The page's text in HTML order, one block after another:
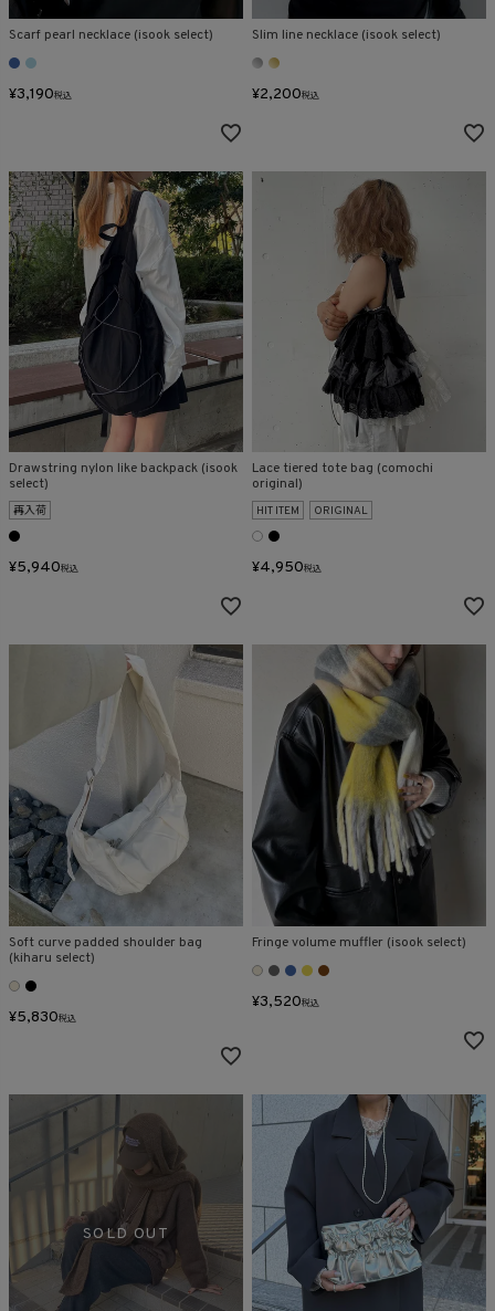
Scarf pearl necklace (isook select)
¥3,190税込
Slim line necklace (isook select)
¥2,200税込
Drawstring nylon like backpack (isook
select)
再入荷
¥5,940税込
Lace tiered tote bag (comochi
original)
HIT ITEM ORIGINAL
¥4,950税込
Soft curve padded shoulder bag
(kiharu select)
¥5,830税込
Fringe volume muffler (isook select)
¥3,520税込